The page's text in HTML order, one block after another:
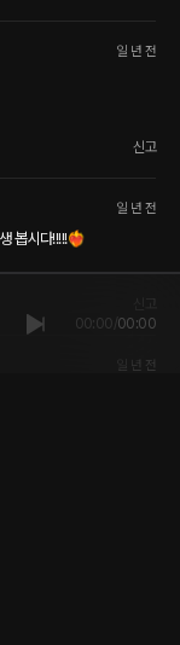
일 년 전
신고
일 년 전
봅시다!!!!!❤️‍🔥
일 년 전
00:00/00:00